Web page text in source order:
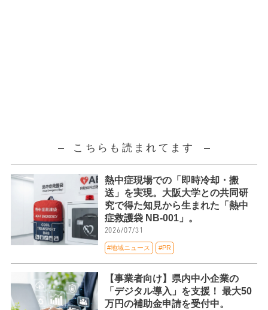
こちらも読まれてます
熱中症現場での「即時冷却・搬
送」を実現。大阪大学との共同研
究で得た知見から生まれた「熱中
症救護袋 NB-001」。
2026/07/31
#地域ニュース #PR
【事業者向け】県内中小企業の
「デジタル導入」を支援！ 最大50
万円の補助金申請を受付中。